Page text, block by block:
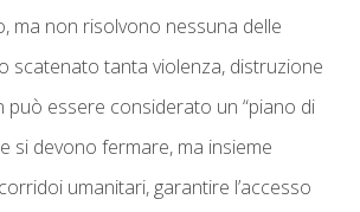
ma non risolvono nessuna delle
scatenato tanta violenza, distruzione
può essere considerato un “piano di
si devono fermare, ma insieme
umanitari, garantire l’accesso